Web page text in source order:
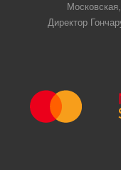
Директор